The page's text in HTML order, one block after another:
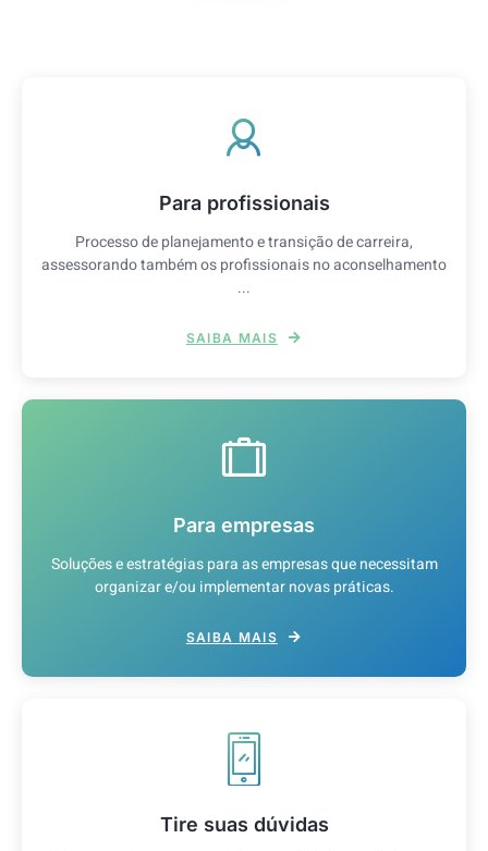
Para profissionais
Processo de planejamento e transição de carreira,
assessorando também os profissionais no aconselhamento
...
SAIBA MAIS
Para empresas
Soluções e estratégias para as empresas que necessitam
organizar e/ou implementar novas práticas.
SAIBA MAIS
Tire suas dúvidas